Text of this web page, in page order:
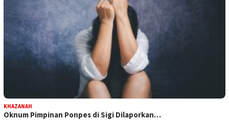
KHAZANAH
Oknum Pimpinan Ponpes di Sigi Dilaporkan…